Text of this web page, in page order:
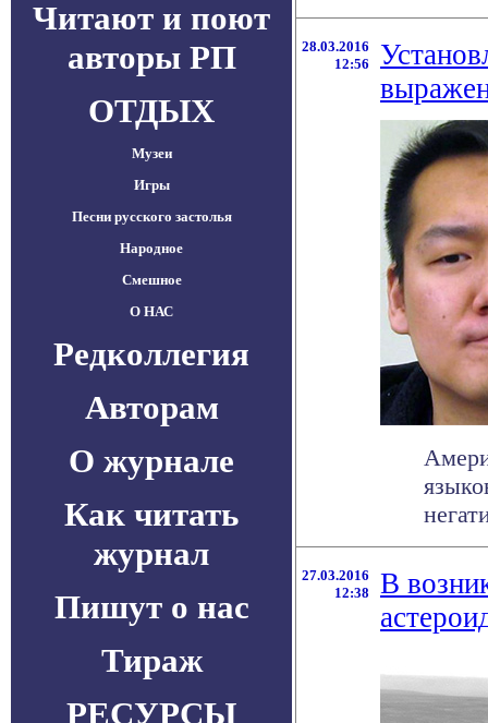
Читают и поют
авторы РП
ОТДЫХ
Музеи
Игры
Песни русского застолья
Народное
Смешное
О НАС
Редколлегия
Авторам
О журнале
Как читать
журнал
Пишут о нас
Тираж
РЕСУРСЫ
28.03.2016
12:56
27.03.2016
12:38
В